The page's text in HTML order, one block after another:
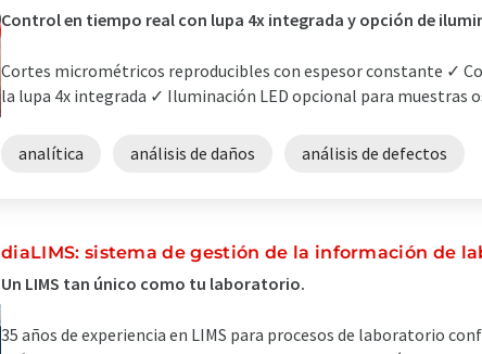
Control en tiempo real con lupa 4x integrada y opción de
Cortes micrométricos reproducibles con espesor constante ✓
la lupa 4x integrada ✓ Iluminación LED opcional para muestras
analítica análisis de daños análisis de defectos
diaLIMS: sistema de gestión de la información de
Un LIMS tan único como tu laboratorio.
35 años de experiencia en LIMS para procesos de laboratorio